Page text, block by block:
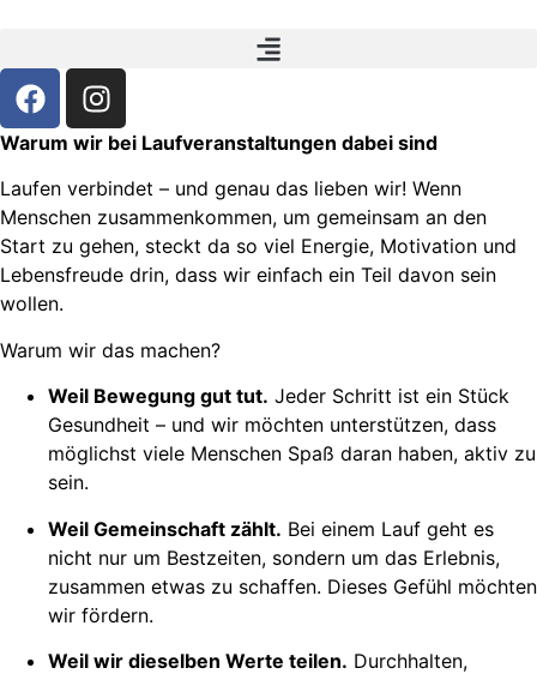
Warum wir bei Laufveranstaltungen dabei sind
Laufen verbindet – und genau das lieben wir! Wenn
Menschen zusammenkommen, um gemeinsam an den
Start zu gehen, steckt da so viel Energie, Motivation und
Lebensfreude drin, dass wir einfach ein Teil davon sein
wollen.
Warum wir das machen?
Weil Bewegung gut tut. Jeder Schritt ist ein Stück
Gesundheit – und wir möchten unterstützen, dass
möglichst viele Menschen Spaß daran haben, aktiv zu
sein.
Weil Gemeinschaft zählt. Bei einem Lauf geht es
nicht nur um Bestzeiten, sondern um das Erlebnis,
zusammen etwas zu schaffen. Dieses Gefühl möchten
wir fördern.
Weil wir dieselben Werte teilen. Durchhalten,